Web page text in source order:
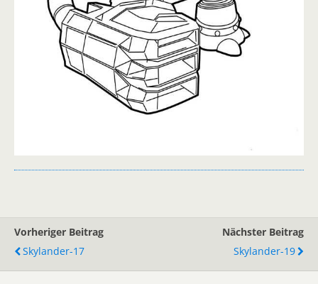
Vorheriger Beitrag
Skylander-17
Nächster Beitrag
Skylander-19